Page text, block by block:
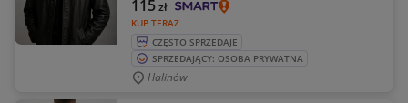
KUP TERAZ
115zł
CZĘSTO SPRZEDAJE
SPRZEDAJĄCY: OSOBA PRYWATNA
Halinów